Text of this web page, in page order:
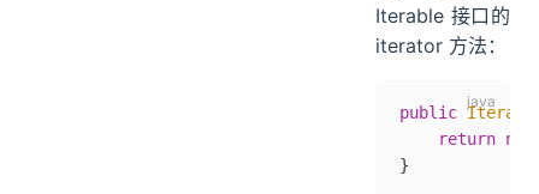
Iterable 接口的
iterator 方法：
public
    return
new
}